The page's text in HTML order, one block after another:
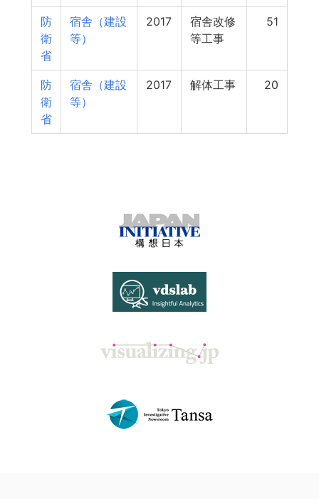
防
衛
省
宿舎（建設
等）
2017
宿舎改修
等工事
51
防
衛
省
宿舎（建設
等）
2017 解体工事 20